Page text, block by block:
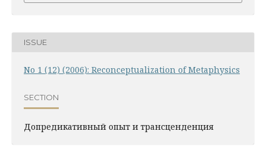
ISSUE
No 1 (12) (2006): Reconceptualization of Metaphysics
SECTION
Допредикативный опыт и трансценденция